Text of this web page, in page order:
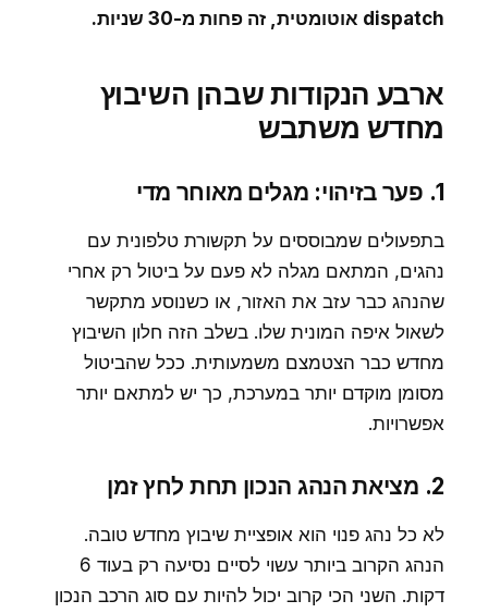
dispatch אוטומטית, זה פחות מ-30 שניות.
ארבע הנקודות שבהן השיבוץ
מחדש משתבש
1. פער בזיהוי: מגלים מאוחר מדי
בתפעולים שמבוססים על תקשורת טלפונית עם
נהגים, המתאם מגלה לא פעם על ביטול רק אחרי
שהנהג כבר עזב את האזור, או כשנוסע מתקשר
לשאול איפה המונית שלו. בשלב הזה חלון השיבוץ
מחדש כבר הצטמצם משמעותית. ככל שהביטול
מסומן מוקדם יותר במערכת, כך יש למתאם יותר
אפשרויות.
2. מציאת הנהג הנכון תחת לחץ זמן
לא כל נהג פנוי הוא אופציית שיבוץ מחדש טובה.
הנהג הקרוב ביותר עשוי לסיים נסיעה רק בעוד 6
דקות. השני הכי קרוב יכול להיות עם סוג הרכב הנכון